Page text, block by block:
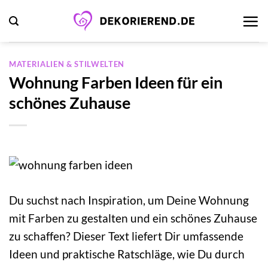
Inhalt
springen
MATERIALIEN & STILWELTEN
Wohnung Farben Ideen für ein
schönes Zuhause
Du suchst nach Inspiration, um Deine Wohnung
mit Farben zu gestalten und ein schönes Zuhause
zu schaffen? Dieser Text liefert Dir umfassende
Ideen und praktische Ratschläge, wie Du durch